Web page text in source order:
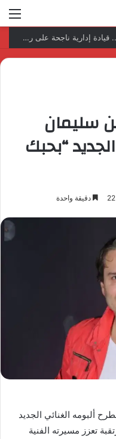
نتائج إيجابية بعد زيارة وفد الجامعة المصرية النتائج إيجابية بعد زيارة وفد الجامعة المصرية الروسية لمصنع الإلكترونياتروسية لمصنع الإلكترونيات
سليمان
“بحبك
22 دقيقة واحدة
ألبومه الغنائي الجديد
تعزز مسيرته الفنية